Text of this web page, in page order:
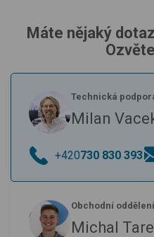
Máte nějaký
Technická
Milan
+420730 830 393
Obchodní oddělení
Michal